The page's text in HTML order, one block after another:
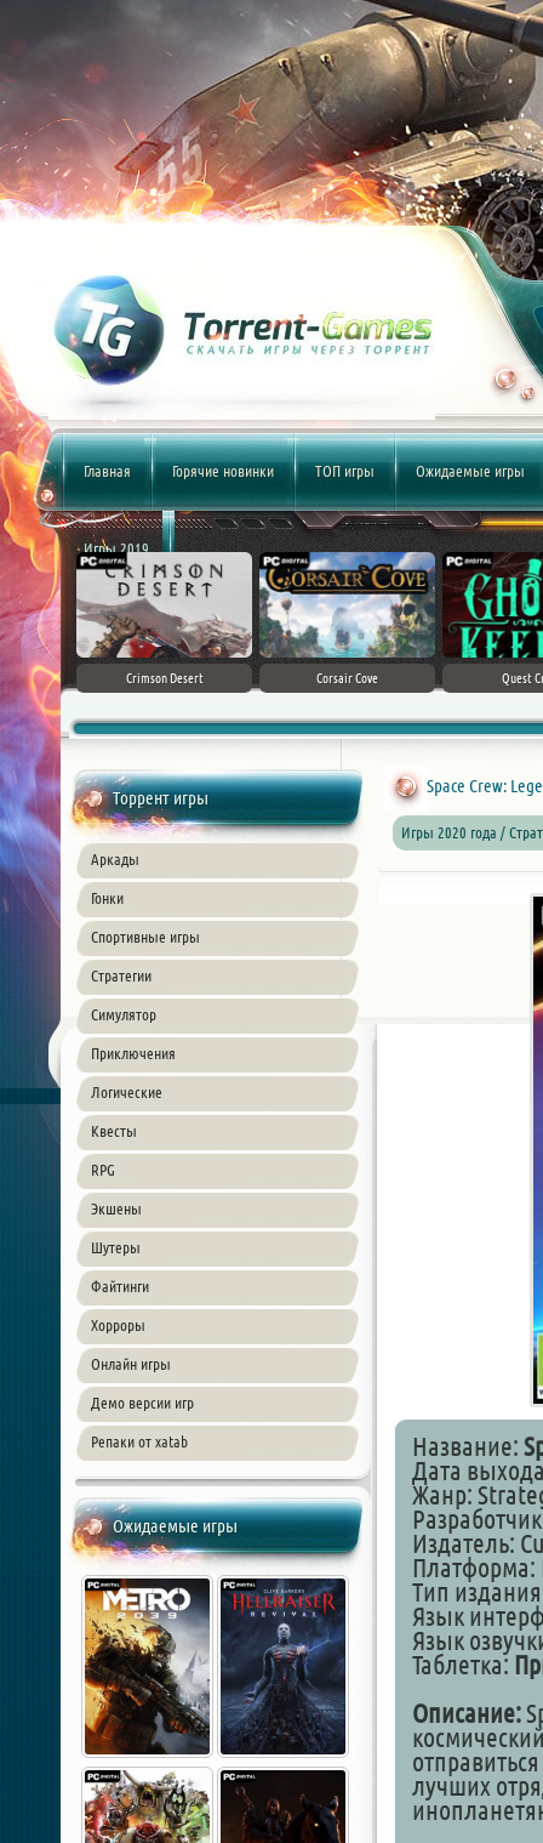
Главная Горячие новинки ТОП игры Ожидаемые игры
Игры 2019
5 Crimson Desert Corsair Cove Quest
Торрент игры
Аркады
Гонки
Спортивные игры
Стратегии
Симулятор
Приключения
Логические
Квесты
RPG
Экшены
Шутеры
Файтинги
Хорроры
Онлайн игры
Демо версии игр
Репаки от xatab
Ожидаемые игры
Space Crew:
Игры 2020 года /
Название:
Дата
Жанр:
Издатель:
Платформа:
Тип
Язык
Язык
Таблетка:
Описание:
лучших